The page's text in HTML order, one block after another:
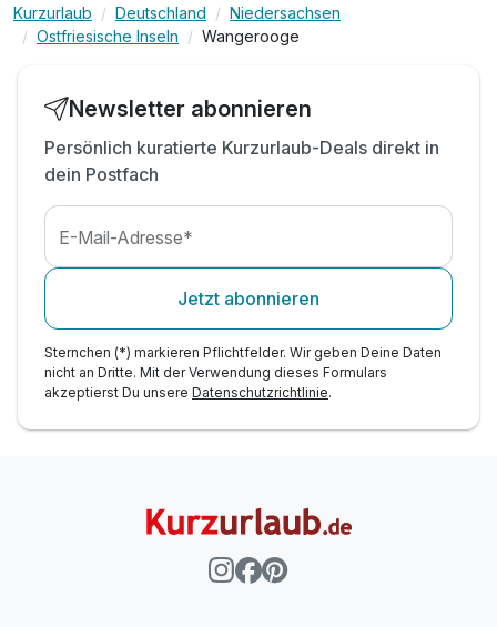
1 x Füllung Minibar pro Zimmer*
inkl. Entspannung in unserem Wellnessbereich
inkl. kuscheligen Leihbademantel & Saunatuch
inkl. W-LAN
Kurzurlaub Deutschland
Niedersachsen
Ostfriesische Inseln
Wangerooge
Newsletter abonnieren
Persönlich kuratierte Kurzurlaub-Deals direkt in
dein Postfach
E-Mail-Adresse*
Jetzt abonnieren
Sternchen (*) markieren Pflichtfelder. Wir geben Deine Daten
nicht an Dritte. Mit der Verwendung dieses Formulars
akzeptierst Du unsere Datenschutzrichtlinie.